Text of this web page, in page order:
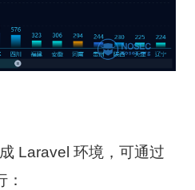
Laravel 环境，可通过